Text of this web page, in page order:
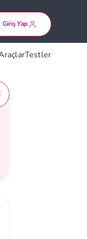
Giriş Yap
Testler